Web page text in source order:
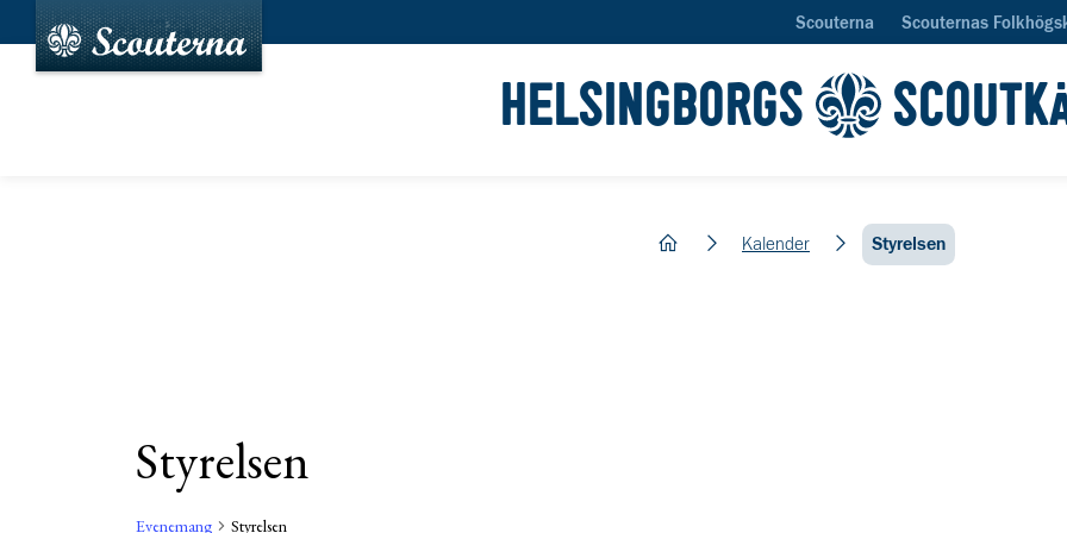
Scouterna Scouternas
HELSINGBORGS
hem Kalender Styrelsen
Styrelsen
Evenemang Styrelsen